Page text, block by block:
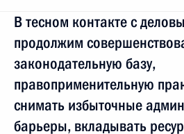
В тесном контакте с
продолжим
законодательную базу,
правоприменительную
снимать избыточные
барьеры, вкладывать